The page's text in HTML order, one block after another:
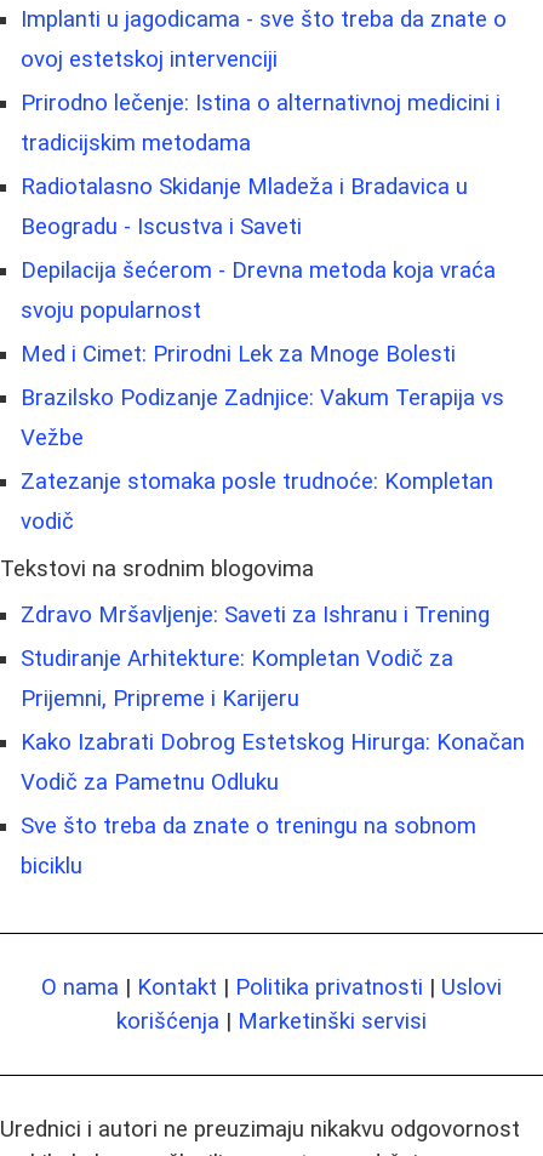
Implanti u jagodicama - sve što treba da znate o
ovoj estetskoj intervenciji
Prirodno lečenje: Istina o alternativnoj medicini i
tradicijskim metodama
Radiotalasno Skidanje Mladeža i Bradavica u
Beogradu - Iscustva i Saveti
Depilacija šećerom - Drevna metoda koja vraća
svoju popularnost
Med i Cimet: Prirodni Lek za Mnoge Bolesti
Brazilsko Podizanje Zadnjice: Vakum Terapija vs
Vežbe
Zatezanje stomaka posle trudnoće: Kompletan
vodič
Tekstovi na srodnim blogovima
Zdravo Mršavljenje: Saveti za Ishranu i Trening
Studiranje Arhitekture: Kompletan Vodič za
Prijemni, Pripreme i Karijeru
Kako Izabrati Dobrog Estetskog Hirurga: Konačan
Vodič za Pametnu Odluku
Sve što treba da znate o treningu na sobnom
biciklu
O nama | Kontakt | Politika privatnosti | Uslovi
korišćenja | Marketinški servisi
Urednici i autori ne preuzimaju nikakvu odgovornost